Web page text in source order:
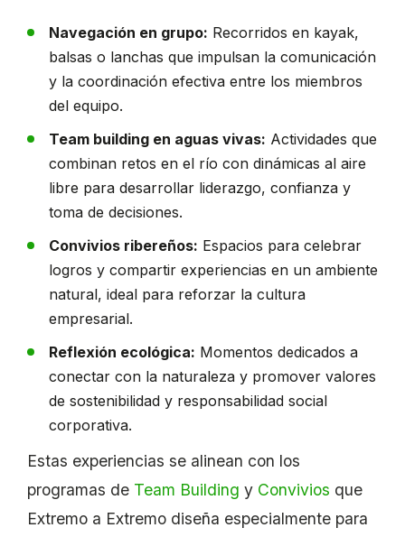
Navegación en grupo: Recorridos en kayak,
balsas o lanchas que impulsan la comunicación
y la coordinación efectiva entre los miembros
del equipo.
Team building en aguas vivas: Actividades que
combinan retos en el río con dinámicas al aire
libre para desarrollar liderazgo, confianza y
toma de decisiones.
Convivios ribereños: Espacios para celebrar
logros y compartir experiencias en un ambiente
natural, ideal para reforzar la cultura
empresarial.
Reflexión ecológica: Momentos dedicados a
conectar con la naturaleza y promover valores
de sostenibilidad y responsabilidad social
corporativa.
Estas experiencias se alinean con los
programas de Team Building y Convivios que
Extremo a Extremo diseña especialmente para